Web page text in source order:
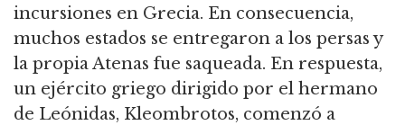
incursiones en Grecia. En consecuencia,
muchos estados se entregaron a los persas y
la propia Atenas fue saqueada. En respuesta,
un ejército griego dirigido por el hermano
de Leónidas, Kleombrotos, comenzó a